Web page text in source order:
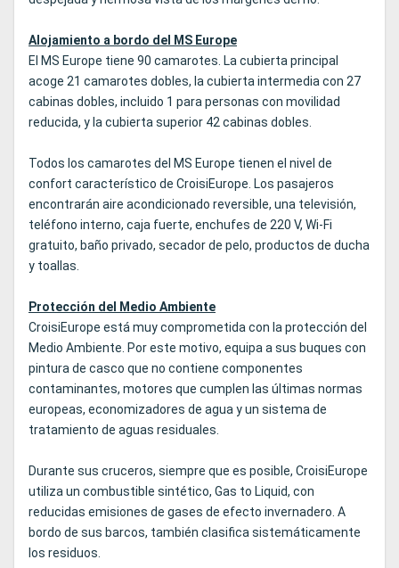
Alojamiento a bordo del MS Europe
El MS Europe tiene 90 camarotes. La cubierta principal
acoge 21 camarotes dobles, la cubierta intermedia con 27
cabinas dobles, incluido 1 para personas con movilidad
reducida, y la cubierta superior 42 cabinas dobles.
Todos los camarotes del MS Europe tienen el nivel de
confort característico de CroisiEurope. Los pasajeros
encontrarán aire acondicionado reversible, una televisión,
teléfono interno, caja fuerte, enchufes de 220 V, Wi-Fi
gratuito, baño privado, secador de pelo, productos de ducha
y toallas.
Protección del Medio Ambiente
CroisiEurope está muy comprometida con la protección del
Medio Ambiente. Por este motivo, equipa a sus buques con
pintura de casco que no contiene componentes
contaminantes, motores que cumplen las últimas normas
europeas, economizadores de agua y un sistema de
tratamiento de aguas residuales.
Durante sus cruceros, siempre que es posible, CroisiEurope
utiliza un combustible sintético, Gas to Liquid, con
reducidas emisiones de gases de efecto invernadero. A
bordo de sus barcos, también clasifica sistemáticamente
los residuos.